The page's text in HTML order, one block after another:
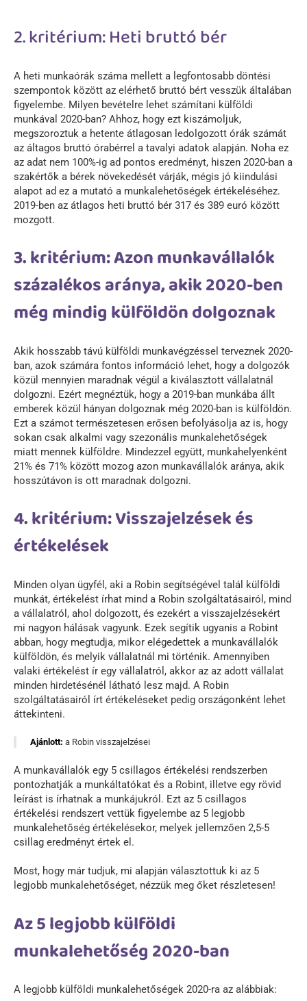
2. kritérium: Heti bruttó bér
A heti munkaórák száma mellett a legfontosabb döntési
szempontok között az elérhető bruttó bért vesszük általában
figyelembe. Milyen bevételre lehet számítani külföldi
munkával 2020-ban? Ahhoz, hogy ezt kiszámoljuk,
megszoroztuk a hetente átlagosan ledolgozott órák számát
az áltagos bruttó órabérrel a tavalyi adatok alapján. Noha ez
az adat nem 100%-ig ad pontos eredményt, hiszen 2020-ban a
szakértők a bérek növekedését várják, mégis jó kiindulási
alapot ad ez a mutató a munkalehetőségek értékeléséhez.
2019-ben az átlagos heti bruttó bér 317 és 389 euró között
mozgott.
3. kritérium: Azon munkavállalók
százalékos aránya, akik 2020-ben
még mindig külföldön dolgoznak
Akik hosszabb távú külföldi munkavégzéssel terveznek 2020-
ban, azok számára fontos információ lehet, hogy a dolgozók
közül mennyien maradnak végül a kiválasztott vállalatnál
dolgozni. Ezért megnéztük, hogy a 2019-ban munkába állt
emberek közül hányan dolgoznak még 2020-ban is külföldön.
Ezt a számot természetesen erősen befolyásolja az is, hogy
sokan csak alkalmi vagy szezonális munkalehetőségek
miatt mennek külföldre. Mindezzel együtt, munkahelyenként
21% és 71% között mozog azon munkavállalók aránya, akik
hosszútávon is ott maradnak dolgozni.
4. kritérium: Visszajelzések és
értékelések
Minden olyan ügyfél, aki a Robin segítségével talál külföldi
munkát, értékelést írhat mind a Robin szolgáltatásairól, mind
a vállalatról, ahol dolgozott, és ezekért a visszajelzésekért
mi nagyon hálásak vagyunk. Ezek segítik ugyanis a Robint
abban, hogy megtudja, mikor elégedettek a munkavállalók
külföldön, és melyik vállalatnál mi történik. Amennyiben
valaki értékelést ír egy vállalatról, akkor az az adott vállalat
minden hirdetésénél látható lesz majd. A Robin
szolgáltatásairól írt értékeléseket pedig országonként lehet
áttekinteni.
Ajánlott: a Robin visszajelzései
A munkavállalók egy 5 csillagos értékelési rendszerben
pontozhatják a munkáltatókat és a Robint, illetve egy rövid
leírást is írhatnak a munkájukról. Ezt az 5 csillagos
értékelési rendszert vettük figyelembe az 5 legjobb
munkalehetőség értékelésekor, melyek jellemzően 2,5-5
csillag eredményt értek el.
Most, hogy már tudjuk, mi alapján választottuk ki az 5
legjobb munkalehetőséget, nézzük meg őket részletesen!
Az 5 legjobb külföldi
munkalehetőség 2020-ban
A legjobb külföldi munkalehetőségek 2020-ra az alábbiak: